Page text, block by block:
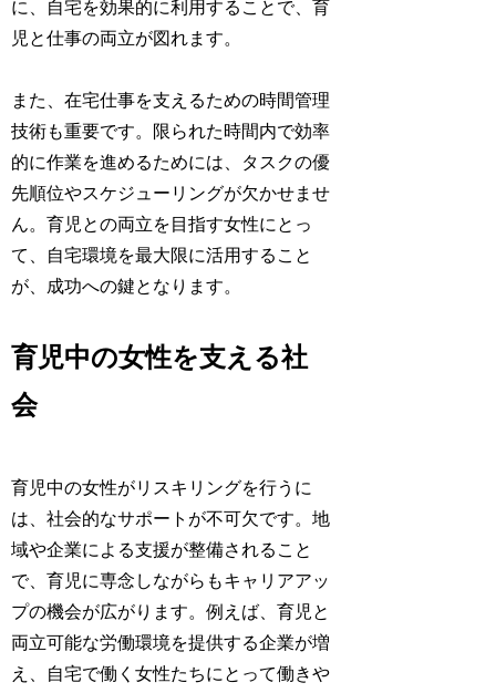
に、自宅を効果的に利用することで、育
児と仕事の両立が図れます。
また、在宅仕事を支えるための時間管理
技術も重要です。限られた時間内で効率
的に作業を進めるためには、タスクの優
先順位やスケジューリングが欠かせませ
ん。育児との両立を目指す女性にとっ
て、自宅環境を最大限に活用すること
が、成功への鍵となります。
育児中の女性を支える社
会
育児中の女性がリスキリングを行うに
は、社会的なサポートが不可欠です。地
域や企業による支援が整備されること
で、育児に専念しながらもキャリアアッ
プの機会が広がります。例えば、育児と
両立可能な労働環境を提供する企業が増
え、自宅で働く女性たちにとって働きや